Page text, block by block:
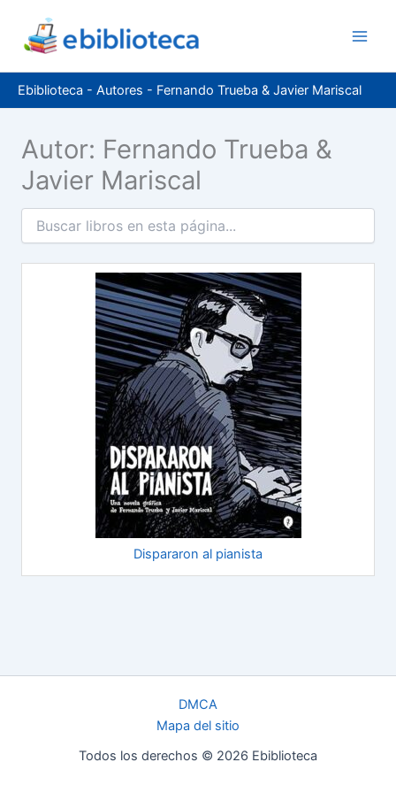
contenido
Ebiblioteca - Autores - Fernando Trueba & Javier Mariscal
Autor: Fernando Trueba &
Javier Mariscal
Dispararon al pianista
DMCA
Mapa del sitio
Todos los derechos © 2026 Ebiblioteca